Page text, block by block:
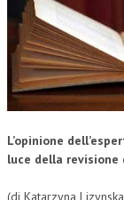
ALTA
CORSI
ARCHIVIO
DIVENTA SOCIO
BROCHURE
L’opinione
luce della
(di Katarzyna Lizynska